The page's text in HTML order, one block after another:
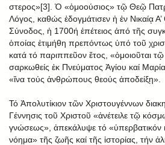
στερος»[3]. Ὁ «ὁμοούσιος» τῷ Θεῷ
Λόγος, καθώς ἐδογμάτισεν ἡ ἐν Νικαίᾳ Α’
Σύνοδος, ἡ 1700ή ἐπέτειος ἀπό τῆς
ὁποίας ἐτιμήθη πρεπόντως ὑπό τοῦ
κατά τό παριππεῦον ἔτος, «ὁμοιοῦται τῷ
σαρκωθείς ἐκ Πνεύματος Ἁγίου καί
«ἵνα τούς ἀνθρώπους θεούς ἀποδείξῃ».
Τό Ἀπολυτίκιον τῶν Χριστουγέννων
Γέννησις τοῦ Χριστοῦ «ἀνέτειλε τῷ
γνώσεως», ἀπεκάλυψε τό «ὑπερβατικόν
νόημα» τῆς ζωῆς καί τῆς ἱστορίας, τήν